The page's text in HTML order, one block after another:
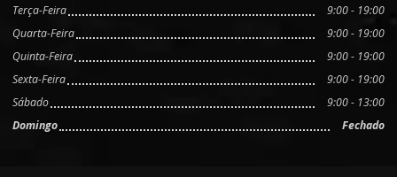
Terça-Feira
9:00 - 19:00
Quarta-Feira
9:00 - 19:00
Quinta-Feira
9:00 - 19:00
Sexta-Feira
9:00 - 19:00
Sábado
9:00 - 13:00
Domingo
Fechado